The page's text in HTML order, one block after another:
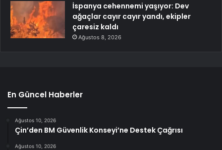
İspanya cehennemi yaşıyor: Dev
ağaçlar cayır cayır yandı, ekipler
çaresiz kaldı
Ağustos 8, 2026
En Güncel Haberler
Ağustos 10, 2026
Çin’den BM Güvenlik Konseyi’ne Destek Çağrısı
Ağustos 10, 2026